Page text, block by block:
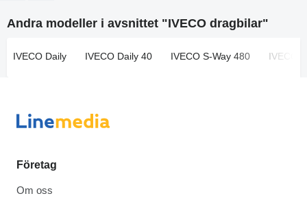
Andra modeller i avsnittet "IVECO dragbilar"
IVECO Daily IVECO Daily 40 IVECO S-Way 480 IVECO
Företag
Om oss